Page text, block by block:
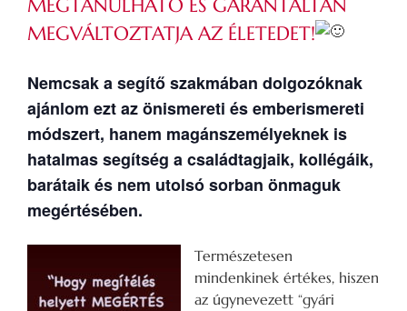
MEGTANULHATÓ ÉS GARANTÁLTAN
MEGVÁLTOZTATJA AZ ÉLETEDET!
Nemcsak a segítő szakmában dolgozóknak
ajánlom ezt az önismereti és emberismereti
módszert, hanem magánszemélyeknek is
hatalmas segítség a családtagjaik, kollégáik,
barátaik és nem utolsó sorban önmaguk
megértésében.
Természetesen
mindenkinek értékes, hiszen
az úgynevezett “gyári